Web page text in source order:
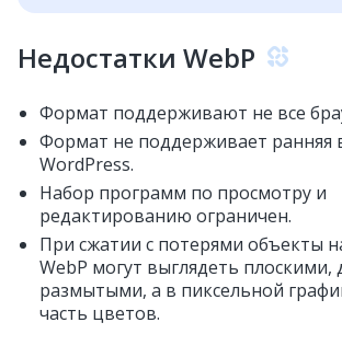
Недостатки WebP
Формат поддерживают не все
Формат не поддерживает ранняя
WordPress.
Набор программ по просмотру и
редактированию ограничен.
При сжатии с потерями объекты
WebP могут выглядеть
размытыми, а в пиксельной
часть цветов.